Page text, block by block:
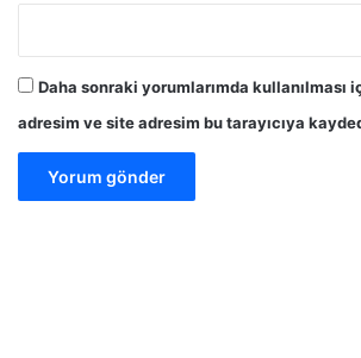
Daha sonraki yorumlarımda kullanılması
adresim ve site adresim bu tarayıcıya